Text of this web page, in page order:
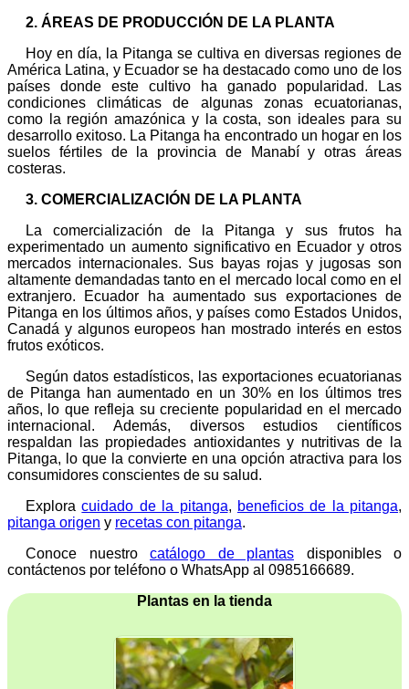
2. ÁREAS DE PRODUCCIÓN DE LA PLANTA
Hoy en día, la Pitanga se cultiva en diversas regiones de
América Latina, y Ecuador se ha destacado como uno de los
países donde este cultivo ha ganado popularidad. Las
condiciones climáticas de algunas zonas ecuatorianas,
como la región amazónica y la costa, son ideales para su
desarrollo exitoso. La Pitanga ha encontrado un hogar en los
suelos fértiles de la provincia de Manabí y otras áreas
costeras.
3. COMERCIALIZACIÓN DE LA PLANTA
La comercialización de la Pitanga y sus frutos ha
experimentado un aumento significativo en Ecuador y otros
mercados internacionales. Sus bayas rojas y jugosas son
altamente demandadas tanto en el mercado local como en el
extranjero. Ecuador ha aumentado sus exportaciones de
Pitanga en los últimos años, y países como Estados Unidos,
Canadá y algunos europeos han mostrado interés en estos
frutos exóticos.
Según datos estadísticos, las exportaciones ecuatorianas
de Pitanga han aumentado en un 30% en los últimos tres
años, lo que refleja su creciente popularidad en el mercado
internacional. Además, diversos estudios científicos
respaldan las propiedades antioxidantes y nutritivas de la
Pitanga, lo que la convierte en una opción atractiva para los
consumidores conscientes de su salud.
Exploracuidado de la pitanga, beneficios de la pitanga,
pitanga origen y recetas con pitanga.
Conoce nuestro catálogo de plantas disponibles o
contáctenos por teléfono o WhatsApp al 0985166689.
Plantas en la tienda